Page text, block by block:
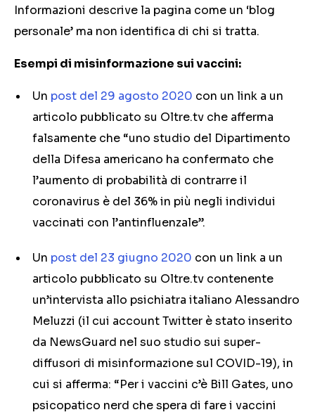
Informazioni descrive la pagina come un ‘blog
personale’ ma non identifica di chi si tratta.
Esempi di misinformazione sui vaccini:
Un post del 29 agosto 2020 con un link a un
articolo pubblicato su Oltre.tv che afferma
falsamente che “uno studio del Dipartimento
della Difesa americano ha confermato che
l’aumento di probabilità di contrarre il
coronavirus è del 36% in più negli individui
vaccinati con l’antinfluenzale”.
Un post del 23 giugno 2020 con un link a un
articolo pubblicato su Oltre.tv contenente
un’intervista allo psichiatra italiano Alessandro
Meluzzi (il cui account Twitter è stato inserito
da NewsGuard nel suo studio sui super-
diffusori di misinformazione sul COVID-19), in
cui si afferma: “Per i vaccini c’è Bill Gates, uno
psicopatico nerd che spera di fare i vaccini